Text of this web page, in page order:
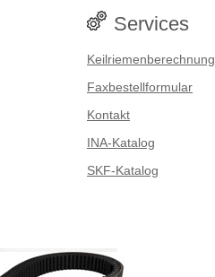
Services
Keilriemenberechnung
Faxbestellformular
Kontakt
INA-Katalog
SKF-Katalog